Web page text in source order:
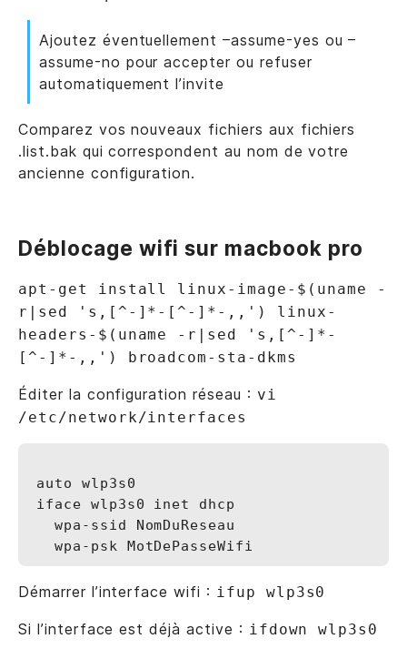
Ajoutez éventuellement –assume-yes ou –
assume-no pour accepter ou refuser
automatiquement l’invite
Comparez vos nouveaux fichiers aux fichiers
.list.bak qui correspondent au nom de votre
ancienne configuration.
Déblocage wifi sur macbook pro
apt-get install linux-image-$(uname -
r|sed 's,[^-]*-[^-]*-,,') linux-
headers-$(uname -r|sed 's,[^-]*-
[^-]*-,,') broadcom-sta-dkms
Éditer la configuration réseau : vi
/etc/network/interfaces
auto wlp3s0
iface wlp3s0 inet dhcp
Démarrer l’interface wifi : ifup wlp3s0
Si l’interface est déjà active : ifdown wlp3s0